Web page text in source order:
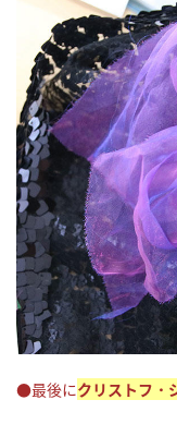
●最後にクリストフ・